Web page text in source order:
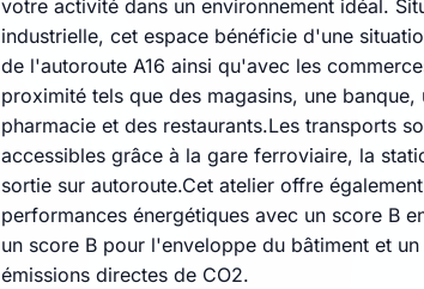
votre activité dans un environnement idéal.
industrielle, cet espace bénéficie d'une
de l'autoroute A16 ainsi qu'avec les
proximité tels que des magasins, une
pharmacie et des restaurants.Les transports
accessibles grâce à la gare ferroviaire, la
sortie sur autoroute.Cet atelier offre
performances énergétiques avec un score B
un score B pour l'enveloppe du bâtiment et
émissions directes de CO2.